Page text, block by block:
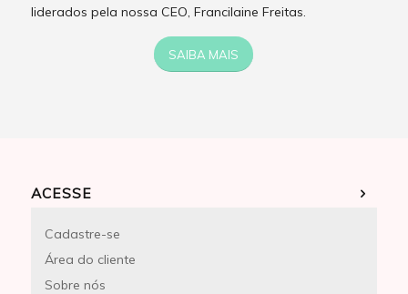
liderados pela nossa CEO, Francilaine Freitas.
SAIBA MAIS
ACESSE
Cadastre-se
Área do cliente
Sobre nós